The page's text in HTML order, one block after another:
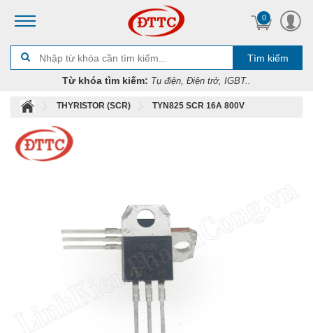
0
Tìm kiếm
Từ khóa tìm kiếm: Tụ điện, Điện trở, IGBT..
THYRISTOR (SCR) TYN825 SCR 16A 800V